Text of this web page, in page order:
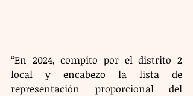
“En 2024, compito por el distrito 2
local y encabezo la lista de
representación proporcional del